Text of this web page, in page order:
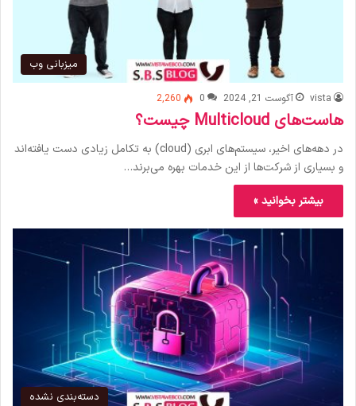
میزبانی وب
vista آگوست 21, 2024 0
2,260
هاست‌های Multicloud چیست؟
در دهه‌های اخیر، سیستم‌های ابری (cloud) به تکامل زیادی دست یافته‌اند
و بسیاری از شرکت‌ها از این خدمات بهره می‌برند…
بیشتر بخوانید »
دسته‌بندی نشده